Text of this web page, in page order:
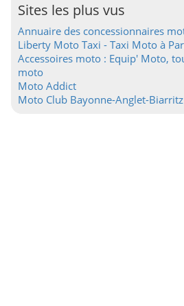
Sites les plus vus
Annuaire des concessionnaires
Liberty Moto Taxi - Taxi Moto à
Accessoires moto : Equip' Moto,
moto
Moto Addict
Moto Club Bayonne-Anglet-